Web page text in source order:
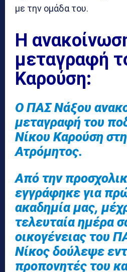
με την ομάδα του.
Η
μεταγραφή
Καρούση:
Ο ΠΑΣ Νάξου
μεταγραφή του
Νίκου Καρούση
Ατρόμητος.
Από την
εγγράφηκε για
ακαδημία μας,
τελευταία ημέρα
οικογένειας του
Νίκος δούλεψε
προπονητές του